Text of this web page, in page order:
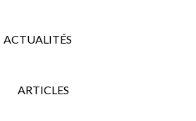
ACTUALITÉS
ARTICLES